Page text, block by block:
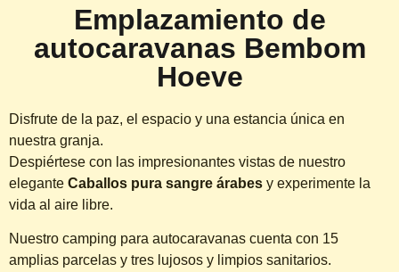
Emplazamiento de
autocaravanas Bembom
Hoeve
Disfrute de la paz, el espacio y una estancia única en
nuestra granja.
Despiértese con las impresionantes vistas de nuestro
elegante Caballos pura sangre árabes y experimente la
vida al aire libre.
Nuestro camping para autocaravanas cuenta con 15
amplias parcelas y tres lujosos y limpios sanitarios.